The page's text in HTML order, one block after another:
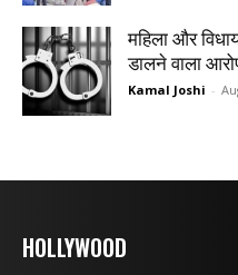
महिला और
डालने वाला
Kamal Joshi -
HOLLYWOOD